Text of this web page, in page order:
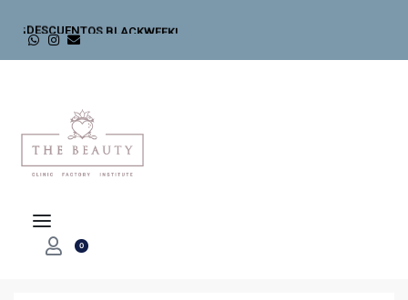
¡DESCUENTOS BLACKWEEK!
0